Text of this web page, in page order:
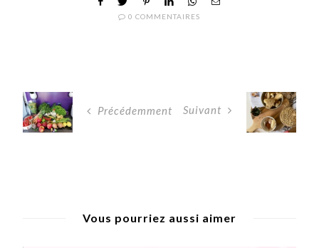
0 COMMENTAIRES
Précédemment Suivant
Vous pourriez aussi aimer